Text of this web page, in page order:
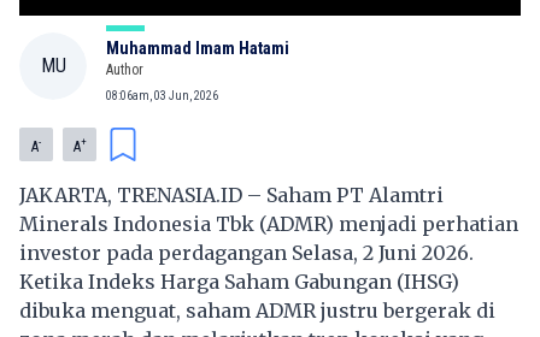
MU
Muhammad Imam Hatami
Author
08:06am, 03 Jun, 2026
A- A+
JAKARTA, TRENASIA.ID – Saham PT Alamtri
Minerals Indonesia Tbk (ADMR) menjadi perhatian
investor pada perdagangan Selasa, 2 Juni 2026.
Ketika Indeks Harga Saham Gabungan (IHSG)
dibuka menguat, saham ADMR justru bergerak di